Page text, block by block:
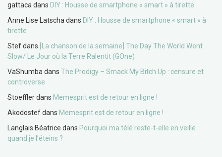
gattaca dans DIY : Housse de smartphone « smart » à tirette
Anne Lise Latscha dans DIY : Housse de smartphone « smart » à
tirette
Stefdans
[La chanson de la semaine] The Day The World Went
Slow/ Le Jour où la Terre Ralentit (GOne)
VaShumba dans The Prodigy – Smack My Bitch Up : censure et
controverse
Stoefflerdans Memesprit est de retour en ligne !
Akodostefdans Memesprit est de retour en ligne !
Langlais Béatrice dans Pourquoi ma télé reste-t-elle en veille
quand je l’éteins ?